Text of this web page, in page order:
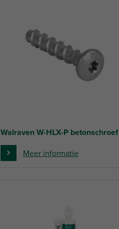
Walraven W-HLX-P betonschroef
Meer informatie